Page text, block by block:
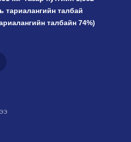
тариалангийн талбай
талбайн 74%)